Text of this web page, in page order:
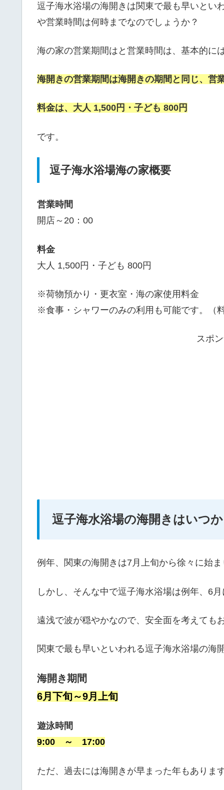
逗子海水浴場の海開きは関東で最も早いとい
や営業時間は何時までなのでしょうか？
海の家の営業期間はと営業時間は、基本的には
海開きの営業期間は海開きの期間と同じ、営
料金は、大人 1,500円・子ども 800円
です。
逗子海水浴場海の家概要
営業時間
開店～20：00
料金
大人 1,500円・子ども 800円
※荷物預かり・更衣室・海の家使用料金
※食事・シャワーのみの利用も可能です。（料
スポ
逗子海水浴場の海開きはいつ
例年、関東の海開きは7月上旬から徐々に始ま
しかし、そんな中で逗子海水浴場は例年、6月
遠浅で波が穏やかなので、安全面を考えても
関東で最も早いといわれる逗子海水浴場の海
海開き期間
6月下旬～9月上旬
遊泳時間
9:00 ～ 17:00
ただ、過去には海開きが早まった年もあります